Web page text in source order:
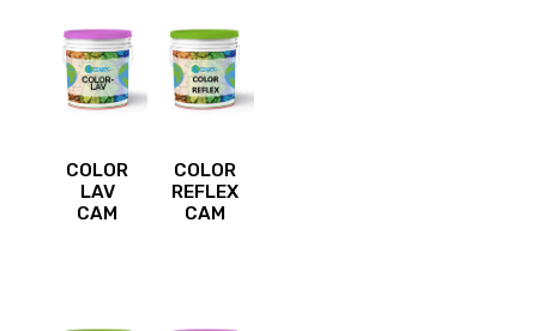
COLOR
LAV
CAM
COLOR
REFLEX
CAM